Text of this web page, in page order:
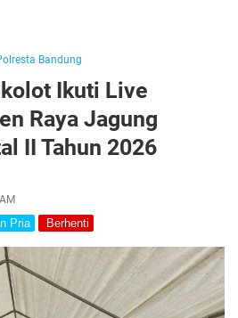
Bandung
Ikuti Live
Raya Jagung
II Tahun 2026
Pria Berhenti